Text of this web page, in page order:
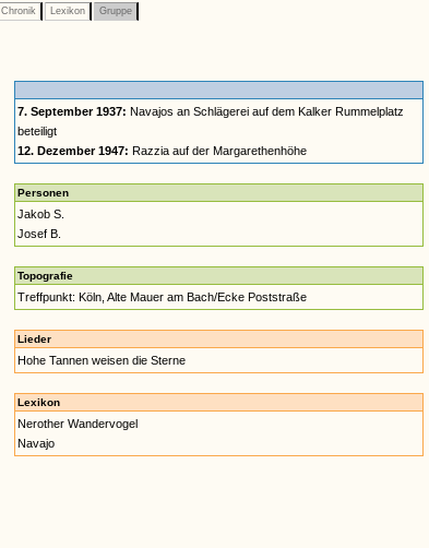
Chronik Lexikon Gruppe
7. September 1937: Navajos an Schlägerei auf dem Kalker Rummelplatz
beteiligt
12. Dezember 1947: Razzia auf der Margarethenhöhe
Personen
Jakob S.
Josef B.
Topografie
Treffpunkt: Köln, Alte Mauer am Bach/Ecke Poststraße
Lieder
Hohe Tannen weisen die Sterne
Lexikon
Nerother Wandervogel
Navajo